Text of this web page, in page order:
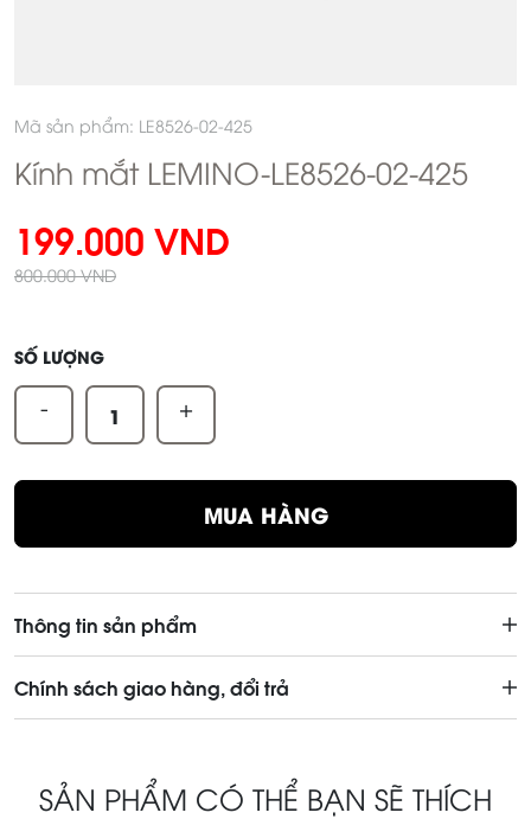
Mã sản phẩm: LE8526-02-425
Kính mắt LEMINO-LE8526-02-425
199.000 VND
800.000 VND
SỐ LƯỢNG
- +
MUA HÀNG
Thông tin sản phẩm
Chính sách giao hàng, đổi trả
SẢN PHẨM CÓ THỂ BẠN SẼ THÍCH